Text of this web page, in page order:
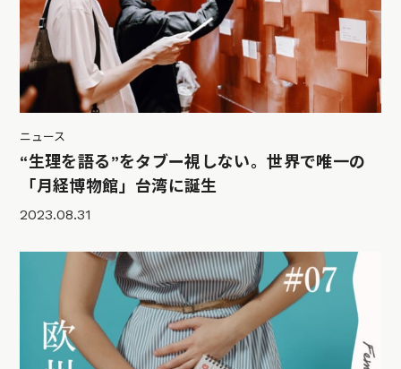
ニュース
“生理を語る”をタブー視しない。世界で唯一の
「月経博物館」台湾に誕生
2023.08.31